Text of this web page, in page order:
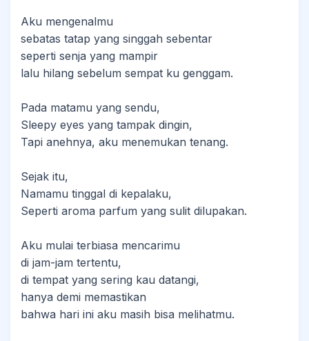
Aku mengenalmu
‎sebatas tatap yang singgah sebentar
‎seperti senja yang mampir
‎lalu hilang sebelum sempat ku genggam.
‎Pada matamu yang sendu,
‎Sleepy eyes yang tampak dingin,
‎Tapi anehnya, aku menemukan tenang.
‎Sejak itu,
‎Namamu tinggal di kepalaku,
‎Seperti aroma parfum yang sulit dilupakan.
‎Aku mulai terbiasa mencarimu
‎di jam-jam tertentu,
‎di tempat yang sering kau datangi,
‎hanya demi memastikan
‎bahwa hari ini aku masih bisa melihatmu.